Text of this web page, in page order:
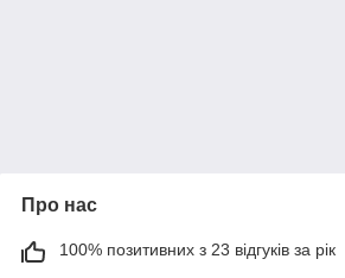
Про нас
100% позитивних з 23 відгуків за рік